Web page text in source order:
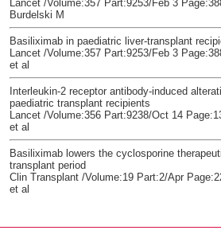
Lancet /Volume:357 Part:9253/Feb 3
Burdelski M
Basiliximab in paediatric liver-transplant
Lancet /Volume:357 Part:9253/Feb 3
et al
Interleukin-2 receptor antibody-induced
paediatric transplant recipients
Lancet /Volume:356 Part:9238/Oct 14
et al
Basiliximab lowers the cyclosporine
transplant period
Clin Transplant /Volume:19 Part:2/Apr
et al